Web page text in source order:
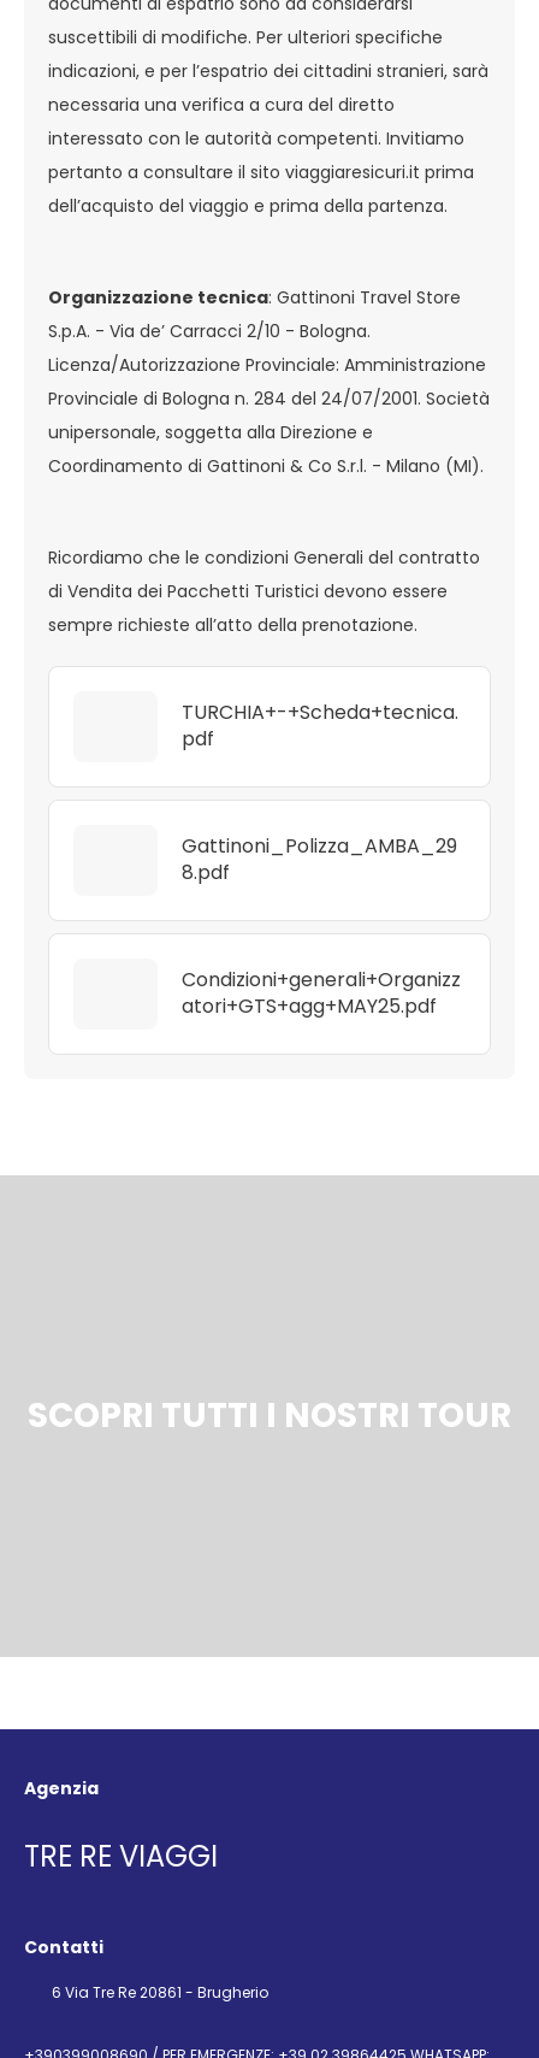
suscettibili di modifiche. Per ulteriori specifiche
indicazioni, e per l’espatrio dei cittadini stranieri, sarà
necessaria una verifica a cura del diretto
interessato con le autorità competenti. Invitiamo
pertanto a consultare il sito viaggiaresicuri.it prima
dell’acquisto del viaggio e prima della partenza.
Organizzazione tecnica: Gattinoni Travel Store
S.p.A. - Via de’ Carracci 2/10 - Bologna.
Licenza/Autorizzazione Provinciale: Amministrazione
Provinciale di Bologna n. 284 del 24/07/2001. Società
unipersonale, soggetta alla Direzione e
Coordinamento di Gattinoni & Co S.r.l. - Milano (MI).
Ricordiamo che le condizioni Generali del contratto
di Vendita dei Pacchetti Turistici devono essere
sempre richieste all’atto della prenotazione.
TURCHIA+-+Scheda+tecnica.
pdf
Gattinoni_Polizza_AMBA_29
8.pdf
Condizioni+generali+Organizz
atori+GTS+agg+MAY25.pdf
SCOPRI TUTTI I NOSTRI TOUR
Agenzia
TRE RE VIAGGI
Contatti
6 Via Tre Re 20861 - Brugherio